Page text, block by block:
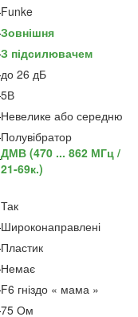
Funke
Зовнішня
З підсилювачем
до 26 дБ
5В
Невелике або середню
Полувібратор
ДМВ (470 ... 862 МГц /
21-69к.)
Так
Широконаправлені
Пластик
Немає
F6 гніздо « мама »
75 Ом